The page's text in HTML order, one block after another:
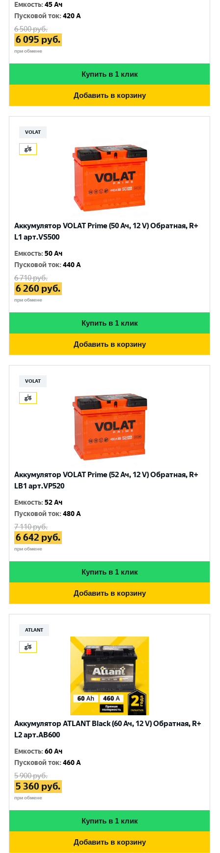
Емкость:45 Ач
Пусковой ток:420 A
6 500руб.
6 095 руб.
при обмене
Купить в 1 клик
Добавить в корзину
VOLAT
Аккумулятор VOLAT Prime (50 Ач, 12 V) Обратная, R+
L1 арт.VS500
Емкость:50 Ач
Пусковой ток:440 A
6 710руб.
6 260 руб.
при обмене
Купить в 1 клик
Добавить в корзину
VOLAT
Аккумулятор VOLAT Prime (52 Ач, 12 V) Обратная, R+
LB1 арт.VP520
Емкость:52 Ач
Пусковой ток:480 A
7 110руб.
6 642 руб.
при обмене
Купить в 1 клик
Добавить в корзину
ATLANT
Аккумулятор ATLANT Black (60 Ач, 12 V) Обратная, R+
L2 арт.AB600
Емкость:60 Ач
Пусковой ток:460 A
5 900руб.
5 360 руб.
при обмене
Купить в 1 клик
Добавить в корзину